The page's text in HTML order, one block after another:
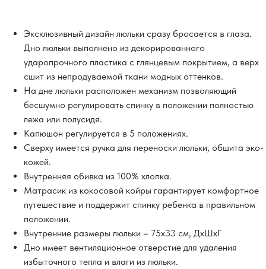
Эксклюзивный дизайн люльки сразу бросается в глаза.
Дно люльки выполнено из декорированного
ударопрочного пластика с глянцевым покрытием, а верх
сшит из непродуваемой ткани модных оттенков.
На дне люльки расположен механизм позволяющий
бесшумно регулировать спинку в положении полностью
лежа или полусидя.
Капюшон регулируется в 5 положениях.
Сверху имеется ручка для переноски люльки, обшита эко-
кожей.
Внутренняя обивка из 100% хлопка.
Матрасик из кокосовой койры гарантирует комфортное
путешествие и поддержит спинку ребенка в правильном
положении.
Внутренние размеры люльки – 75х33 см, ДхШхГ
Дно имеет вентиляционное отверстие для удаления
избыточного тепла и влаги из люльки.